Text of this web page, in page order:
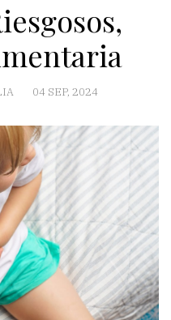
04 SEP, 2024